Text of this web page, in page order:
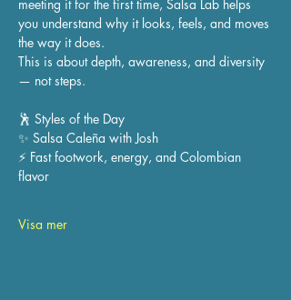
meeting it for the first time, Salsa Lab helps
you understand why it looks, feels, and moves
the way it does.
This is about depth, awareness, and diversity
— not steps.
🕺 Styles of the Day
✨ Salsa Caleña with Josh
⚡ Fast footwork, energy, and Colombian
flavor
Visa mer